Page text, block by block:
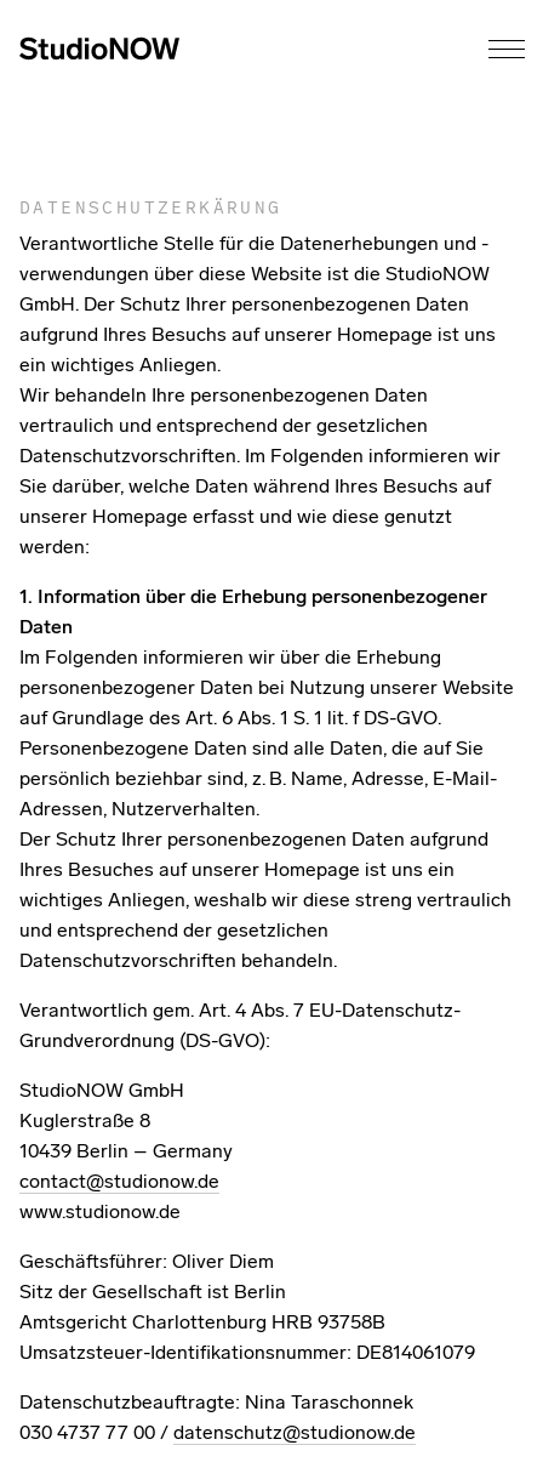
DATENSCHUTZERKÄRUNG
Verantwortliche Stelle für die Datenerhebungen und -
verwendungen über diese Website ist die StudioNOW
GmbH. Der Schutz Ihrer personenbezogenen Daten
aufgrund Ihres Besuchs auf unserer Homepage ist uns
ein wichtiges Anliegen.
Wir behandeln Ihre personenbezogenen Daten
vertraulich und entsprechend der gesetzlichen
Datenschutzvorschriften. Im Folgenden informieren wir
Sie darüber, welche Daten während Ihres Besuchs auf
unserer Homepage erfasst und wie diese genutzt
werden:
1. Information über die Erhebung personenbezogener
Daten
Im Folgenden informieren wir über die Erhebung
personenbezogener Daten bei Nutzung unserer Website
auf Grundlage des Art. 6 Abs. 1 S. 1 lit. f DS-GVO.
Personenbezogene Daten sind alle Daten, die auf Sie
persönlich beziehbar sind, z. B. Name, Adresse, E-Mail-
Adressen, Nutzerverhalten.
Der Schutz Ihrer personenbezogenen Daten aufgrund
Ihres Besuches auf unserer Homepage ist uns ein
wichtiges Anliegen, weshalb wir diese streng vertraulich
und entsprechend der gesetzlichen
Datenschutzvorschriften behandeln.
Verantwortlich gem. Art. 4 Abs. 7 EU-Datenschutz-
Grundverordnung (DS-GVO):
StudioNOW GmbH
Kuglerstraße 8
10439 Berlin – Germany
contact@studionow.de
www.studionow.de
Geschäftsführer: Oliver Diem
Sitz der Gesellschaft ist Berlin
Amtsgericht Charlottenburg HRB 93758B
Umsatzsteuer-Identifikationsnummer: DE814061079
Datenschutzbeauftragte: Nina Taraschonnek
030 4737 77 00 / datenschutz@studionow.de